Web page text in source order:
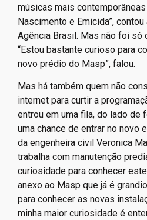
músicas mais
Nascimento e Emicida”,
Agência Brasil. Mas não foi só
“Estou bastante curioso para
novo prédio do Masp”, falou.
Mas há também quem não
internet para curtir a
entrou em uma fila, do lado de
uma chance de entrar no novo
da engenheira civil Veronica
trabalha com manutenção
curiosidade para conhecer
anexo ao Masp que já é
para conhecer as novas
minha maior curiosidade é